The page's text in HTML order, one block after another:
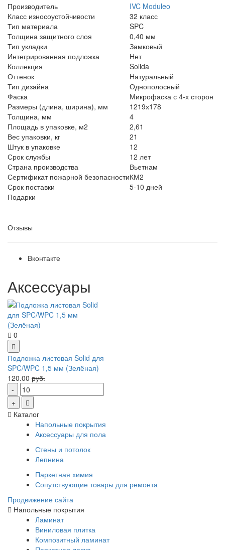
Производитель
IVC Moduleo
Класс износоустойчивости
32 класс
Тип материала
SPC
Толщина защитного слоя
0,40 мм
Тип укладки
Замковый
Интегрированная подложка
Нет
Коллекция
Solida
Оттенок
Натуральный
Тип дизайна
Однополосный
Фаска
Микрофаска с 4-х сторон
Размеры (длина, ширина), мм
1219х178
Толщина, мм
4
Площадь в упаковке, м2
2,61
Вес упаковки, кг
21
Штук в упаковке
12
Срок службы
12 лет
Страна производства
Вьетнам
Сертификат пожарной безопасностиКМ2
Срок поставки
5-10 дней
Подарки
Отзывы
Вконтакте
Аксессуары
0
Подложка листовая Solid для
SPC/WPC 1,5 мм (Зелёная)
120.00 руб.
Каталог
Напольные покрытия
Аксессуары для пола
Стены и потолок
Лепнина
Паркетная химия
Сопутствующие товары для ремонта
Продвижение сайта
Напольные покрытия
Ламинат
Виниловая плитка
Композитный ламинат